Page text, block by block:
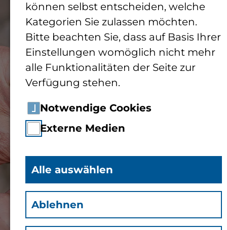
können selbst entscheiden, welche
Kategorien Sie zulassen möchten.
Bitte beachten Sie, dass auf Basis Ihrer
Einstellungen womöglich nicht mehr
alle Funktionalitäten der Seite zur
Verfügung stehen.
Notwendige Cookies
Externe Medien
Alle auswählen
Ablehnen